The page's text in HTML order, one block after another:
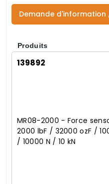
Demande d'information
Produits
139892
MR08-2000 - Force
2000 lbF / 32000 ozF /
/ 10000 N / 10 kN